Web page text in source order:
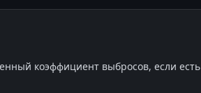
коэффициент выбросов, если есть